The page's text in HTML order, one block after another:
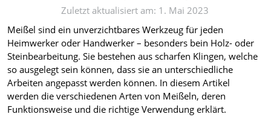
Zuletzt aktualisiert am: 1. Mai 2023
Meißel sind ein unverzichtbares Werkzeug für jeden
Heimwerker oder Handwerker – besonders bein Holz- oder
Steinbearbeitung. Sie bestehen aus scharfen Klingen, welche
so ausgelegt sein können, dass sie an unterschiedliche
Arbeiten angepasst werden können. In diesem Artikel
werden die verschiedenen Arten von Meißeln, deren
Funktionsweise und die richtige Verwendung erklärt.